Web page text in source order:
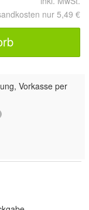
nur 5,49 €
Vorkasse per